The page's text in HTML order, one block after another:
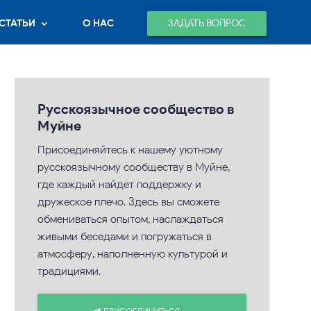
О НАС ЗАДАТЬ ВОПРОС
Русскоязычное сообщество в
Муйне
Присоединяйтесь к нашему уютному
русскоязычному сообществу в Муйне,
где каждый найдет поддержку и
дружеское плечо. Здесь вы сможете
обмениваться опытом, наслаждаться
живыми беседами и погружаться в
атмосферу, наполненную культурой и
традициями.